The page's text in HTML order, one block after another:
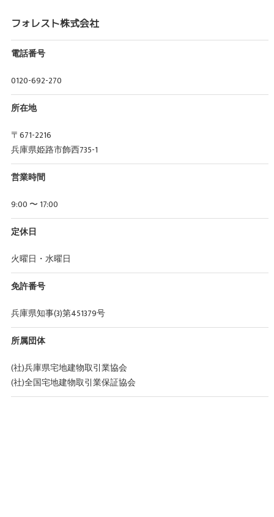
フォレスト株式会社
電話番号
0120-692-270
所在地
〒671-2216
兵庫県姫路市飾西735-1
営業時間
9:00 〜 17:00
定休日
火曜日・水曜日
免許番号
兵庫県知事(3)第451379号
所属団体
(社)兵庫県宅地建物取引業協会
(社)全国宅地建物取引業保証協会